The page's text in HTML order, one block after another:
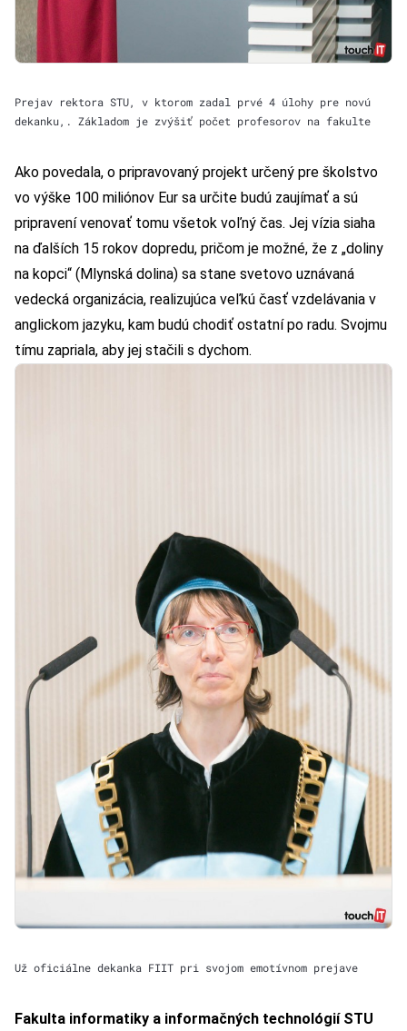
Prejav rektora STU, v ktorom zadal prvé 4 úlohy pre novú
dekanku,. Základom je zvýšiť počet profesorov na fakulte
Ako povedala, o pripravovaný projekt určený pre školstvo
vo výške 100 miliónov Eur sa určite budú zaujímať a sú
pripravení venovať tomu všetok voľný čas. Jej vízia siaha
na ďalších 15 rokov dopredu, pričom je možné, že z „doliny
na kopci“ (Mlynská dolina) sa stane svetovo uznávaná
vedecká organizácia, realizujúca veľkú časť vzdelávania v
anglickom jazyku, kam budú chodiť ostatní po radu. Svojmu
tímu zapriala, aby jej stačili s dychom.
Už oficiálne dekanka FIIT pri svojom emotívnom prejave
Fakulta informatiky a informačných technológií STU